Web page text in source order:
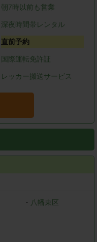
朝7時以前も営業
深夜時間帯レンタル
直前予約
国際運転免許証
レッカー搬送サービス
・ 八幡東区